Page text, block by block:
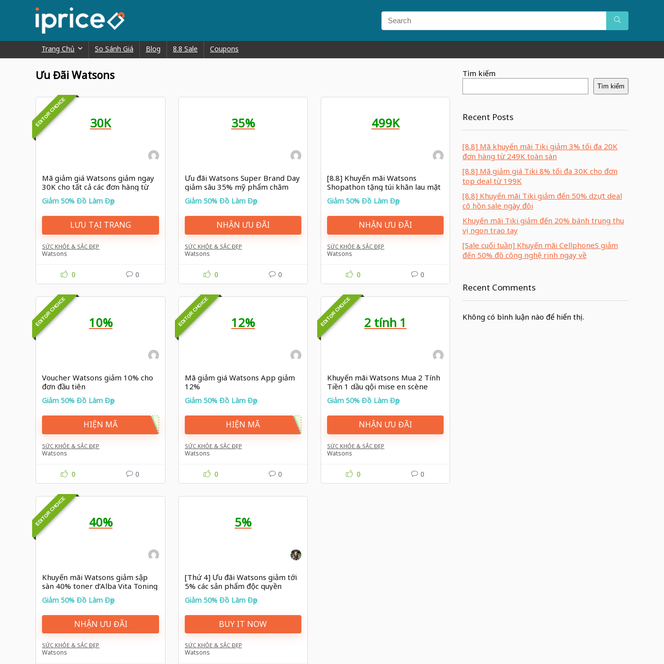
Trang Chủ So Sánh Giá Blog 8.8 Sale Coupons
Ưu Đãi Watsons
EDITOR CHOICE 30K
Mã giảm giá Watsons giảm ngay
30K cho tất cả các đơn hàng từ
600K
Giảm 50% Đồ Làm Đẹp
LƯU TẠI TRANG
SỨC KHỎE & SẮC ĐẸP
Watsons
0 0
35%
Ưu đãi Watsons Super Brand Day
giảm sâu 35% mỹ phẩm chăm
sóc tóc Nhật Bản
Giảm 50% Đồ Làm Đẹp
NHẬN ƯU ĐÃI
SỨC KHỎE & SẮC ĐẸP
Watsons
0 0
499K
[8.8] Khuyến mãi Watsons
Shopathon tặng túi khăn lau mặt
cho đơn từ 499K
Giảm 50% Đồ Làm Đẹp
NHẬN ƯU ĐÃI
SỨC KHỎE & SẮC ĐẸP
Watsons
0 0
EDITOR CHOICE 10%
Voucher Watsons giảm 10% cho
đơn đầu tiên
Giảm 50% Đồ Làm Đẹp
HIỆN MÃ
SỨC KHỎE & SẮC ĐẸP
Watsons
0 0
EDITOR CHOICE 12%
Mã giảm giá Watsons App giảm
12%
Giảm 50% Đồ Làm Đẹp
HIỆN MÃ
SỨC KHỎE & SẮC ĐẸP
Watsons
0 0
EDITOR CHOICE 2 tính 1
Khuyến mãi Watsons Mua 2 Tính
Tiền 1 dầu gội mise en scène
Giảm 50% Đồ Làm Đẹp
NHẬN ƯU ĐÃI
SỨC KHỎE & SẮC ĐẸP
Watsons
0 0
EDITOR CHOICE 40%
Khuyến mãi Watsons giảm sập
sàn 40% toner d’Alba Vita Toning
Giảm 50% Đồ Làm Đẹp
NHẬN ƯU ĐÃI
SỨC KHỎE & SẮC ĐẸP
Watsons
5%
[Thứ 4] Ưu đãi Watsons giảm tới
5% các sản phẩm độc quyền
Giảm 50% Đồ Làm Đẹp
BUY IT NOW
SỨC KHỎE & SẮC ĐẸP
Watsons
Tìm kiếm
Tìm kiếm
Recent Posts
[8.8] Mã khuyến mãi Tiki giảm 3% tối đa 20K
đơn hàng từ 249K toàn sàn
[8.8] Mã giảm giá Tiki 8% tối đa 30K cho đơn
top deal từ 199K
[8.8] Khuyến mãi Tiki giảm đến 50% dzựt deal
cô hồn sale ngày đôi
Khuyến mãi Tiki giảm đến 20% bánh trung thu
vị ngon trao tay
[Sale cuối tuần] Khuyến mãi CellphoneS giảm
đến 50% đồ công nghệ rinh ngay về
Recent Comments
Không có bình luận nào để hiển thị.